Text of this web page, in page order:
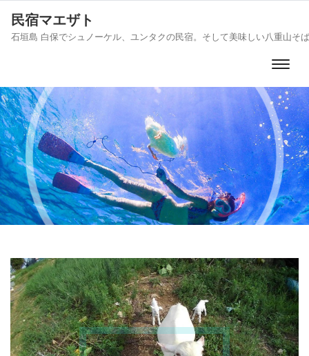
民宿マエザト
石垣島 白保でシュノーケル、ユンタクの民宿。そして美味しい八重山そ